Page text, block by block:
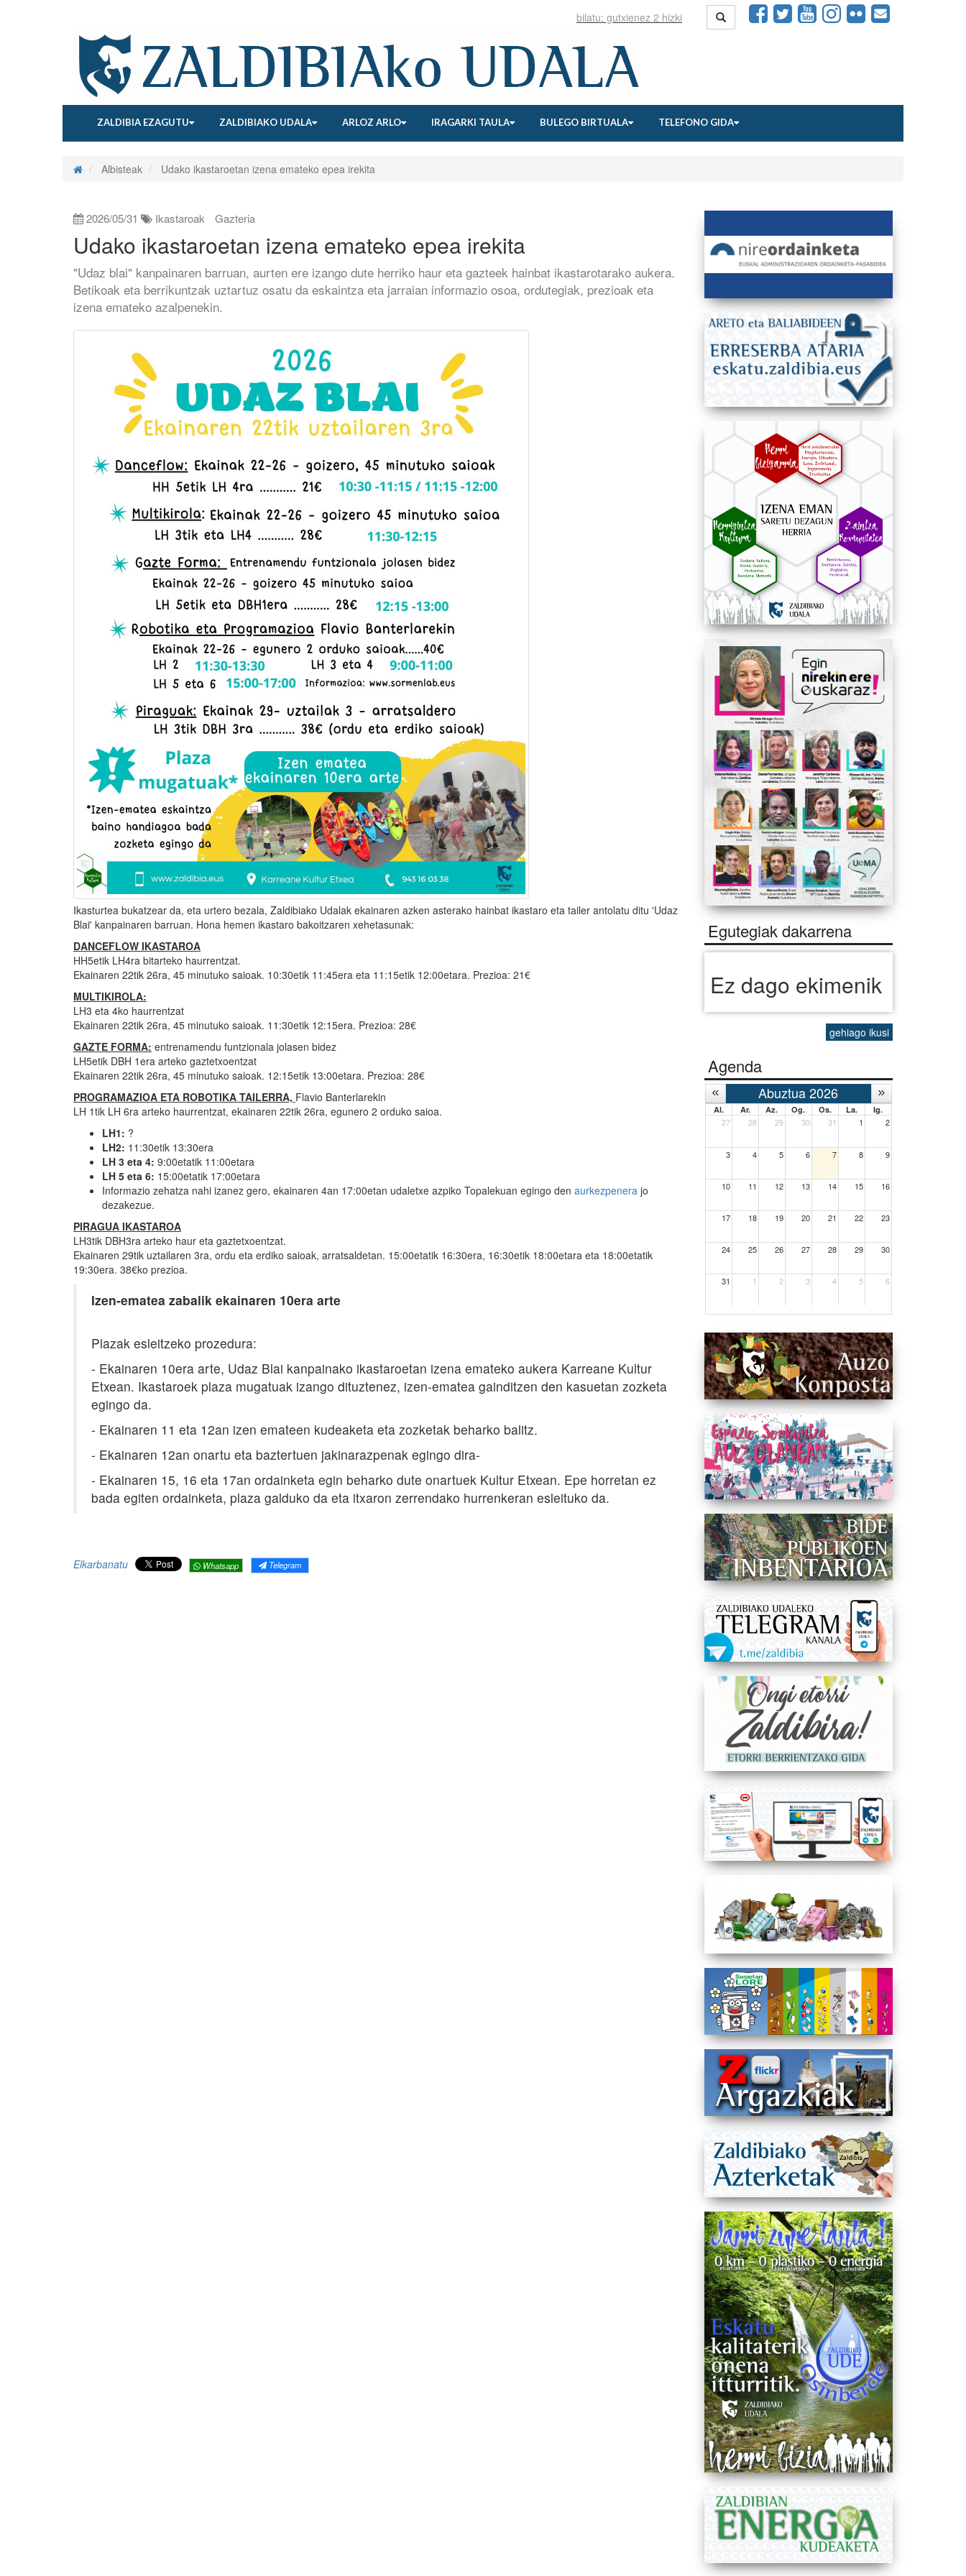
ZALDIBIA EZAGUTU ZALDIBIAKO UDALA ARLOZ ARLO IRAGARKI TAULA BULEGO BIRTUALA TELEFONO GIDA
Albisteak Udako ikastaroetan izena emateko epea irekita
2026/05/31 Ikastaroak Gazteria
Udako ikastaroetan izena emateko epea irekita
"Udaz blai" kanpainaren barruan, aurten ere izango dute herriko haur eta gazteek hainbat ikastarotarako aukera.
Betikoak eta berrikuntzak uztartuz osatu da eskaintza eta jarraian informazio osoa, ordutegiak, prezioak eta
izena emateko azalpenekin.
Ikasturtea bukatzear da, eta urtero bezala, Zaldibiako Udalak ekainaren azken asterako hainbat ikastaro eta tailer antolatu ditu 'Udaz
Blai' kanpainaren barruan. Hona hemen ikastaro bakoitzaren xehetasunak:
DANCEFLOW IKASTAROA
HH5etik LH4ra bitarteko haurrentzat.
Ekainaren 22tik 26ra, 45 minutuko saioak. 10:30etik 11:45era eta 11:15etik 12:00etara. Prezioa: 21€
MULTIKIROLA:
LH3 eta 4ko haurrentzat
Ekainaren 22tik 26ra, 45 minutuko saioak. 11:30etik 12:15era. Prezioa: 28€
GAZTE FORMA: entrenamendu funtzionala jolasen bidez
LH5etik DBH 1era arteko gaztetxoentzat
Ekainaren 22tik 26ra, 45 minutuko saioak. 12:15etik 13:00etara. Prezioa: 28€
PROGRAMAZIOA ETA ROBOTIKA TAILERRA, Flavio Banterlarekin
LH 1tik LH 6ra arteko haurrentzat, ekainaren 22tik 26ra, egunero 2 orduko saioa.
LH1: ?
LH2: 11:30etik 13:30era
LH 3 eta 4: 9:00etatik 11:00etara
LH 5 eta 6: 15:00etatik 17:00etara
Informazio zehatza nahi izanez gero, ekainaren 4an 17:00etan udaletxe azpiko Topalekuan egingo den aurkezpenera jo
dezakezue.
PIRAGUA IKASTAROA
LH3tik DBH3ra arteko haur eta gaztetxoentzat.
Ekainaren 29tik uztailaren 3ra, ordu eta erdiko saioak, arratsaldetan. 15:00etatik 16:30era, 16:30etik 18:00etara eta 18:00etatik
19:30era. 38€ko prezioa.
Izen-ematea zabalik ekainaren 10era arte
Plazak esleitzeko prozedura:
- Ekainaren 10era arte, Udaz Blai kanpainako ikastaroetan izena emateko aukera Karreane Kultur
Etxean. Ikastaroek plaza mugatuak izango dituztenez, izen-ematea gainditzen den kasuetan zozketa
egingo da.
- Ekainaren 11 eta 12an izen emateen kudeaketa eta zozketak beharko balitz.
- Ekainaren 12an onartu eta baztertuen jakinarazpenak egingo dira-
- Ekainaren 15, 16 eta 17an ordainketa egin beharko dute onartuek Kultur Etxean. Epe horretan ez
bada egiten ordainketa, plaza galduko da eta itxaron zerrendako hurrenkeran esleituko da.
Elkarbanatu Whatsapp Telegram
Egutegiak dakarrena
Ez dago ekimenik
gehiago ikusi
Agenda
Abuztua 2026
Al. Ar. Az. Og. Os. La. Ig.
27 28 29 30 31 1 2
3 4 5 6 7 8 9
10 11 12 13 14 15 16
17 18 19 20 21 22 23
24 25 26 27 28 29 30
31 1 2 3 4 5 6